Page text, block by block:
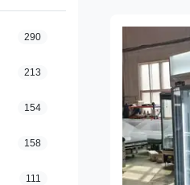
290
213
154
158
111